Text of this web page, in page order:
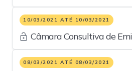
10/03/2021 ATÉ 10/03/2021
Câmara Consultiva de
Estruturadores de Ofertas
08/03/2021 ATÉ 08/03/2021